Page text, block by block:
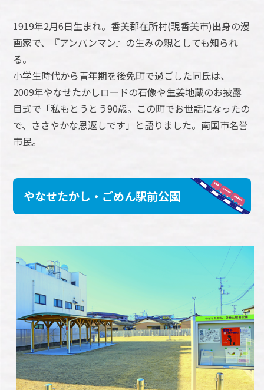
1919年2月6日生まれ。香美郡在所村(現香美市)出身の漫
画家で、『アンパンマン』の生みの親としても知られ
る。
小学生時代から青年期を後免町で過ごした同氏は、
2009年やなせたかしロードの石像や生姜地蔵のお披露
目式で「私もとうとう90歳。この町でお世話になったの
で、ささやかな恩返しです」と語りました。南国市名誉
市民。
やなせたかし・ごめん駅前公園